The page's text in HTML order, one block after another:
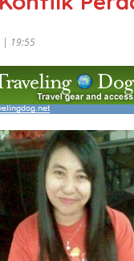
| 19:55